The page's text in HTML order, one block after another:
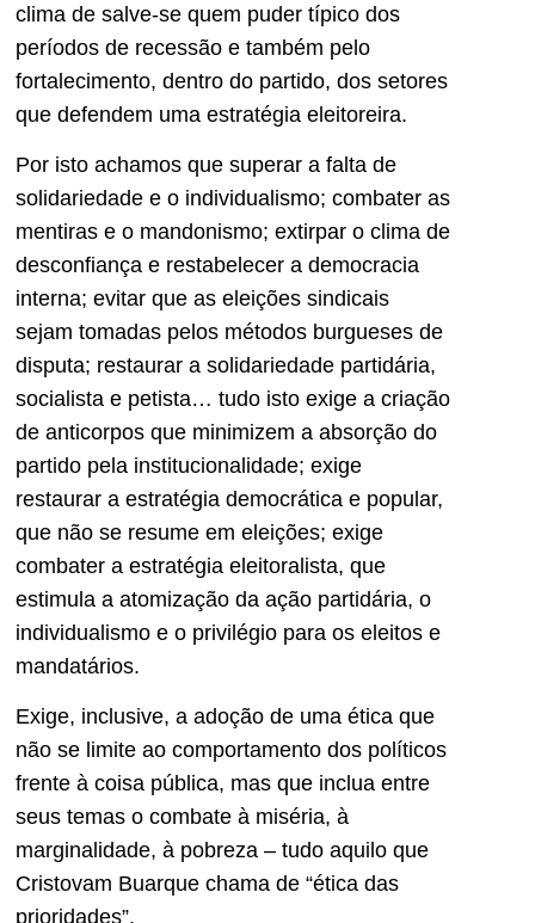
clima de salve-se quem puder típico dos
períodos de recessão e também pelo
fortalecimento, dentro do partido, dos setores
que defendem uma estratégia eleitoreira.
Por isto achamos que superar a falta de
solidariedade e o individualismo; combater as
mentiras e o mandonismo; extirpar o clima de
desconfiança e restabelecer a democracia
interna; evitar que as eleições sindicais
sejam tomadas pelos métodos burgueses de
disputa; restaurar a solidariedade partidária,
socialista e petista… tudo isto exige a criação
de anticorpos que minimizem a absorção do
partido pela institucionalidade; exige
restaurar a estratégia democrática e popular,
que não se resume em eleições; exige
combater a estratégia eleitoralista, que
estimula a atomização da ação partidária, o
individualismo e o privilégio para os eleitos e
mandatários.
Exige, inclusive, a adoção de uma ética que
não se limite ao comportamento dos políticos
frente à coisa pública, mas que inclua entre
seus temas o combate à miséria, à
marginalidade, à pobreza – tudo aquilo que
Cristovam Buarque chama de “ética das
prioridades”.